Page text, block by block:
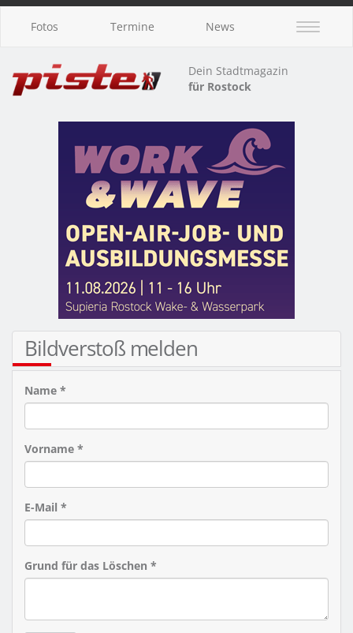
Fotos Termine News
Dein Stadtmagazin
für Rostock
Bildverstoß melden
Name *
Vorname *
E-Mail *
Grund für das Löschen *